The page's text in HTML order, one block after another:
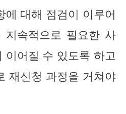
에 대해 점검이 이루어
지속적으로 필요한 사
이어질 수 있도록 하고
재신청 과정을 거쳐야